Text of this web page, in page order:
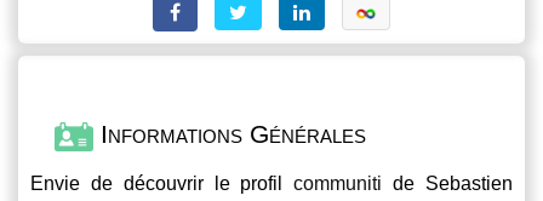
Informations Générales
Envie de découvrir le profilcommuniti de Sebastien